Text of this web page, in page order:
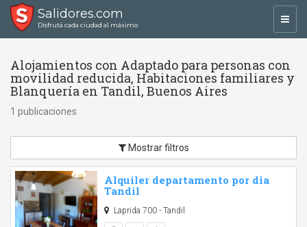
Salidores.com
Disfrutá cada ciudad al máximo
Alojamientos con Adaptado para personas con
movilidad reducida, Habitaciones familiares y
Blanquería en Tandil, Buenos Aires
1 publicaciones
Mostrar filtros
Alquiler departamento por dia
Tandil
Laprida 700 - Tandil